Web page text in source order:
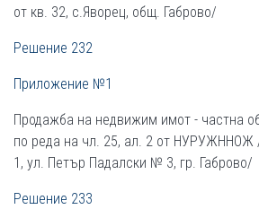
от кв. 32, с.Яворец, общ. Габрово/
Решение 232
Приложение №1
Продажба на недвижим имот - частна
по реда на чл. 25, ал. 2 от НУРУЖННОЖ
1, ул. Петър Падалски № 3, гр. Габрово/
Решение 233